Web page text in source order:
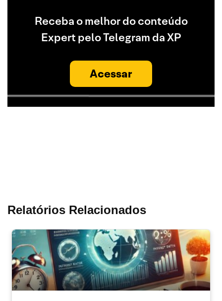
Receba o melhor do conteúdo
Expert pelo Telegram da XP
Acessar
Relatórios Relacionados